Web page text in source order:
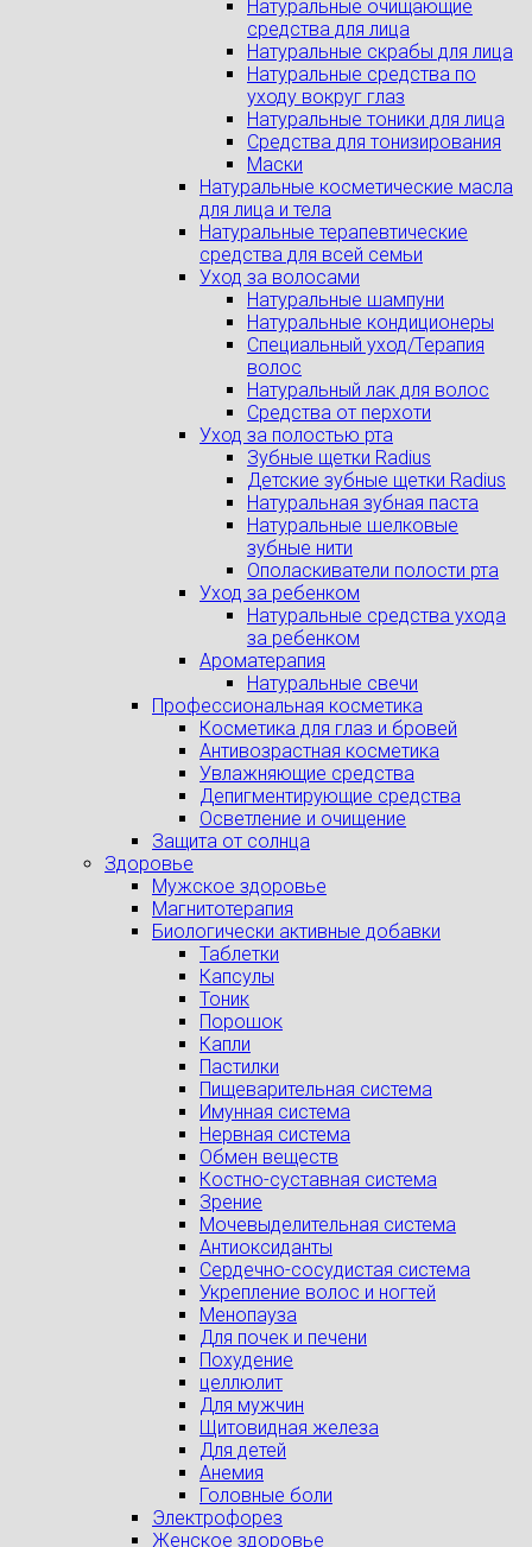
Натуральные очищающие
средства для лица
Натуральные скрабы для лица
Натуральные средства по
уходу вокруг глаз
Натуральные тоники для лица
Средства для тонизирования
Маски
Натуральные косметические масла
для лица и тела
Натуральные терапевтические
средства для всей семьи
Уход за волосами
Натуральные шампуни
Натуральные кондиционеры
Специальный уход/Терапия
волос
Натуральный лак для волос
Средства от перхоти
Уход за полостью рта
Зубные щетки Radius
Детские зубные щетки Radius
Натуральная зубная паста
Натуральные шелковые
зубные нити
Ополаскиватели полости рта
Уход за ребенком
Натуральные средства ухода
за ребенком
Ароматерапия
Натуральные свечи
Профессиональная косметика
Косметика для глаз и бровей
Антивозрастная косметика
Увлажняющие средства
Депигментирующие средства
Осветление и очищение
Защита от солнца
Здоровье
Мужское здоровье
Магнитотерапия
Биологически активные добавки
Таблетки
Капсулы
Тоник
Порошок
Капли
Пастилки
Пищеварительная система
Имунная система
Нервная система
Обмен веществ
Костно-суставная система
Зрение
Мочевыделительная система
Антиоксиданты
Сердечно-сосудистая система
Укрепление волос и ногтей
Менопауза
Для почек и печени
Похудение
целлюлит
Для мужчин
Щитовидная железа
Для детей
Анемия
Головные боли
Электрофорез
Женское здоровье